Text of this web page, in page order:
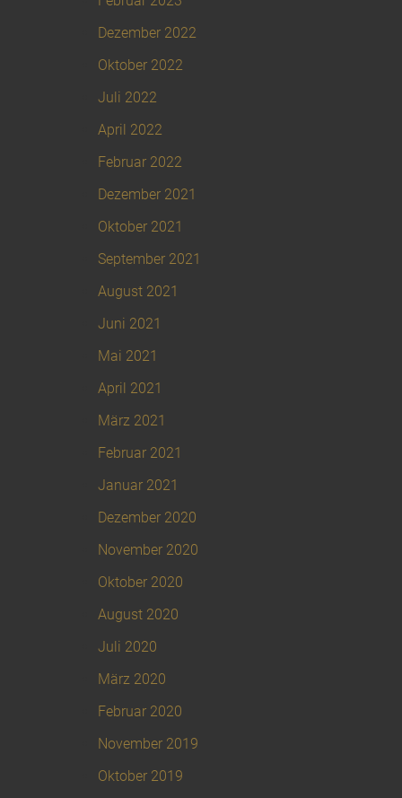
Dezember 2022
Oktober 2022
Juli 2022
April 2022
Februar 2022
Dezember 2021
Oktober 2021
September 2021
August 2021
Juni 2021
Mai 2021
April 2021
März 2021
Februar 2021
Januar 2021
Dezember 2020
November 2020
Oktober 2020
August 2020
Juli 2020
März 2020
Februar 2020
November 2019
Oktober 2019